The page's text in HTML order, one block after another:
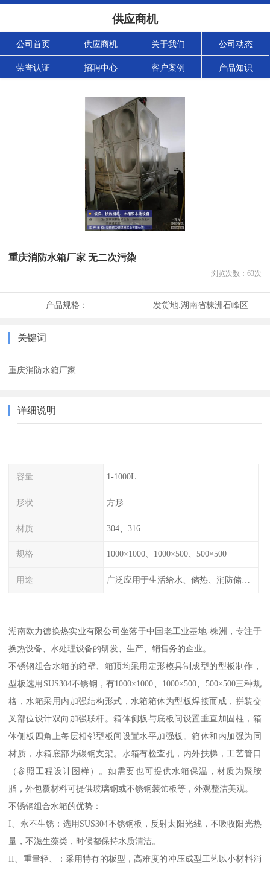
供应商机
公司首页 供应商机 关于我们 公司动态
荣誉认证 招聘中心 客户案例 产品知识
重庆消防水箱厂家 无二次污染
浏览次数： 63次
产品规格： 发货地:湖南省株洲石峰区
关键词
重庆消防水箱厂家
详细说明
容量 1-1000L
形状 方形
材质 304、316
规格 1000×1000、1000×500、500×500
用途 广泛应用于生活给水、储热、消防储水、工业储水、膨胀水箱等系统。
湖南欧力德换热实业有限公司坐落于中国老工业基地-株洲，专注于
换热设备、水处理设备的研发、生产、销售务的企业。
不锈钢组合水箱的箱壁、箱顶均采用定形模具制成型的型板制作，
型板选用SUS304不锈钢，有1000×1000、1000×500、500×500三种规
格，水箱采用内加强结构形式，水箱箱体为型板焊接而成，拼装交
叉部位设计双向加强联杆。箱体侧板与底板间设置垂直加固柱，箱
体侧板四角上每层相邻型板间设置水平加强板。箱体和内加强为同
材质，水箱底部为碳钢支架。水箱有检查孔，内外扶梯，工艺管口
（参照工程设计图样）。如需要也可提供水箱保温，材质为聚胺
脂，外包覆材料可提供玻璃钢或不锈钢装饰板等，外观整洁美观。
不锈钢组合水箱的优势：
I、永不生锈：选用SUS304不锈钢板，反射太阳光线，不吸收阳光热
量，不滋生藻类，时候都保持水质清洁。
II、重量轻、：采用特有的板型，高难度的冲压成型工艺以小材料消